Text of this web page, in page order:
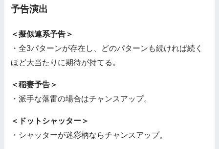
予告演出
＜擬似連系予告＞
・全3パターンが存在し、どのパターンも続ければ続く
ほど大当たりに期待が持てる。
＜稲妻予告＞
・派手な落雷の場合はチャンスアップ。
＜ドットシャッター＞
・シャッターが迷彩柄ならチャンスアップ。